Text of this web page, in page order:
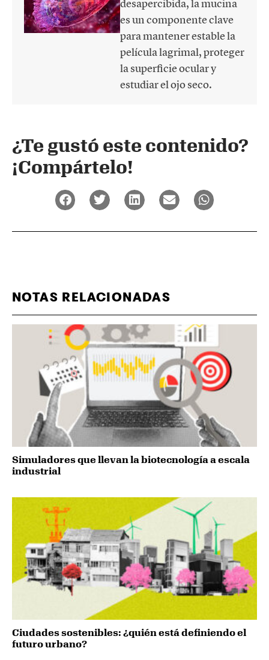
desapercibida, la mucina
es un componente clave
para mantener estable la
película lagrimal, proteger
la superficie ocular y
estudiar el ojo seco.
¿Te gustó este contenido?
¡Compártelo!
NOTAS RELACIONADAS
Simuladores que llevan la biotecnología a escala
industrial
Ciudades sostenibles: ¿quién está definiendo el
futuro urbano?